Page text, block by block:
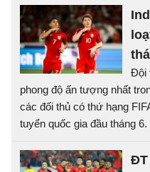
Đội
phong độ ấn tượng nhất
các đối thủ có thứ hạng
tuyển quốc gia đầu tháng 6.
ĐT